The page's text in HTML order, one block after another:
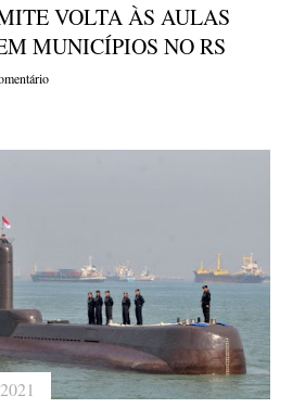
VOLTA ÀS AULAS
MUNICÍPIOS NO RS